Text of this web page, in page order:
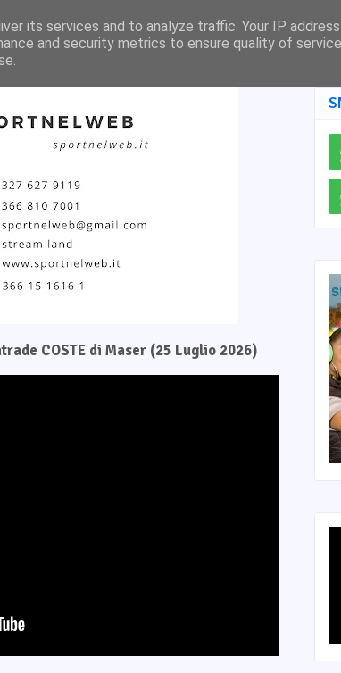
Pagina Facebook SNW TV
COSTE di Maser (25 Luglio 2026)
its services and to analyze traffic. Your IP
and security metrics to ensure quality of